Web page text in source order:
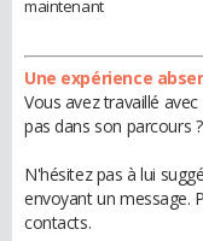
maintenant
Une expérience
Vous avez travaillé
pas dans son parcours ?
N'hésitez pas à lui
envoyant un message.
contacts.